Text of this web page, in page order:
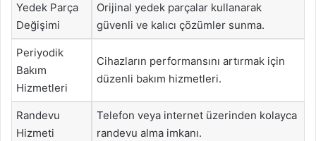
Yedek Parça
Değişimi
Orijinal yedek parçalar kullanarak
güvenli ve kalıcı çözümler sunma.
Periyodik
Bakım
Hizmetleri
Cihazların performansını artırmak için
düzenli bakım hizmetleri.
Randevu
Hizmeti
Telefon veya internet üzerinden kolayca
randevu alma imkanı.